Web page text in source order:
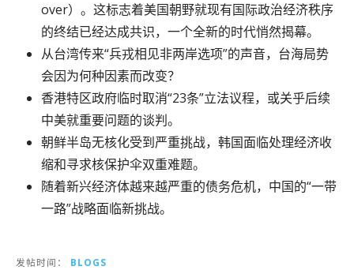
over）。这标志着美国朝野就现有国际政治经济秩序
的终结已经达成共识，一个全新的时代悄然揭幕。
从台湾传来“兵戎相见非两岸选项”的声音，台海局势
会因为何种因素而改变？
香港特区政府临时取消“23条”立法议程，或关乎后续
中美就重要问题的谈判。
朝鲜半岛无核化受到严重挑战，韩国面临处理经济收
缩和寻求核保护伞双重难题。
随着新兴经济体越来越严重的债务危机，中国的“一带
一路”战略面临新挑战。
发帖时间： BLOGS